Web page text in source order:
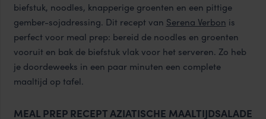
biefstuk, noodles, knapperige groenten en een pittige
gember-sojadressing. Dit recept van Serena Verbon is
perfect voor meal prep: bereid de noodles en groenten
vooruit en bak de biefstuk vlak voor het serveren. Zo heb
je doordeweeks in een paar minuten een complete
maaltijd op tafel.
MEAL PREP RECEPT AZIATISCHE MAALTIJDSALADE